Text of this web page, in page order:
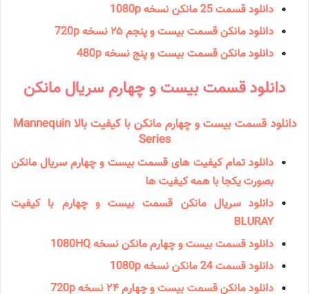
دانلود قسمت 25 مانكن نسخه 1080p
دانلود مانكن قسمت بیست و پنجم ۲۵ نسخه 720p
دانلود مانكن قسمت بیست و پنج نسخه 480p
دانلود قسمت بیست و چهارم سریال مانكن
دانلود قسمت بیست و چهارم مانکن با کیفیت بالا Mannequin
Series
دانلود تمام کیفیت های قسمت بیست و چهارم سریال مانکن
بصورت یکجا با همه کیفیت ها
دانلود سریال مانكن قسمت بیست و چهارم با کیفیت
BLURAY
دانلود قسمت بیست و چهارم مانکن نسخه 1080HQ
دانلود قسمت 24 مانكن نسخه 1080p
دانلود مانكن قسمت بیست و چهارم ۲۴ نسخه 720p